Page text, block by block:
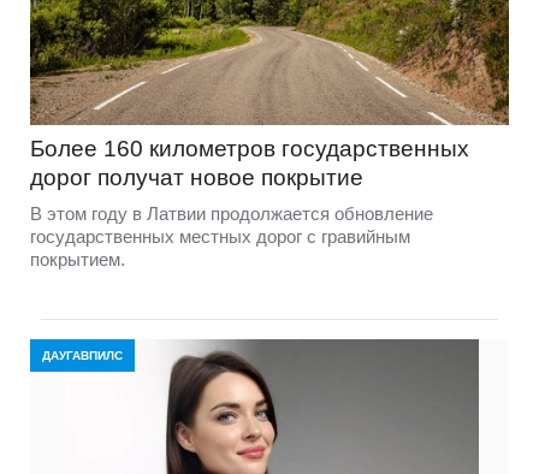
Более 160 километров государственных
дорог получат новое покрытие
В этом году в Латвии продолжается обновление
государственных местных дорог с гравийным
покрытием.
ДАУГАВПИЛС